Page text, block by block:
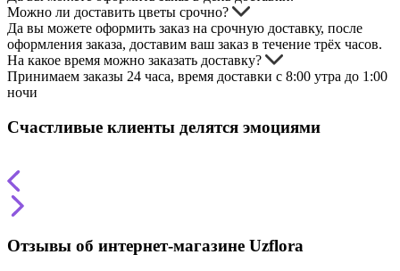
Можно ли доставить цветы срочно?
Да вы можете оформить заказ на срочную доставку, после
оформления заказа, доставим ваш заказ в течение трёх часов.
На какое время можно заказать доставку?
Принимаем заказы 24 часа, время доставки с 8:00 утра до 1:00
ночи
Счастливые клиенты делятся эмоциями
Отзывы об интернет-магазине Uzflora